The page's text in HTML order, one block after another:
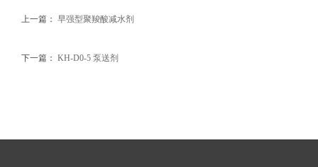
上一篇： 早强型聚羧酸减水剂
下一篇： KH-D0-5 泵送剂